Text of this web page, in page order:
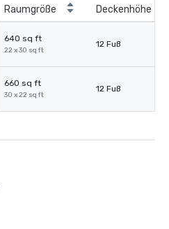
Raumgröße Deckenhöhe
640 sq ft
22 x 30 sq ft
12 Fuß
660 sq ft
30 x 22 sq ft
12 Fuß